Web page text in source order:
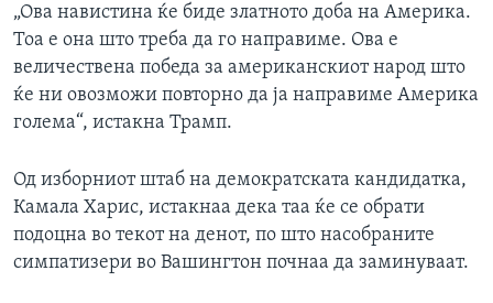
„Ова навистина ќе биде златното доба на Америка.
Тоа е она што треба да го направиме. Ова е
величествена победа за американскиот народ што
ќе ни овозможи повторно да ја направиме Америка
голема“, истакна Трамп.
Од изборниот штаб на демократската кандидатка,
Камала Харис, истакнаа дека таа ќе се обрати
подоцна во текот на денот, по што насобраните
симпатизери во Вашингтон почнаа да заминуваат.